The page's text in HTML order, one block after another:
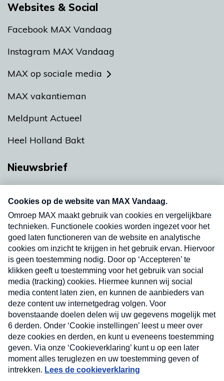
Websites & Social
Facebook MAX Vandaag
Instagram MAX Vandaag
MAX op sociale media
MAX vakantieman
Meldpunt Actueel
Heel Holland Bakt
Nieuwsbrief
nieuwsbrief. Elke vrijdag- en dinsdagochtend in
uw mailbox.
Verzend
Nieuwsbrief
Neem hier een gratis abonnement op onze
nieuwsbrief. Elke vrijdag- en dinsdagochtend in uw